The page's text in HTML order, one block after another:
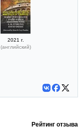
2021 г.
(английский)
Рейтинг отзыва